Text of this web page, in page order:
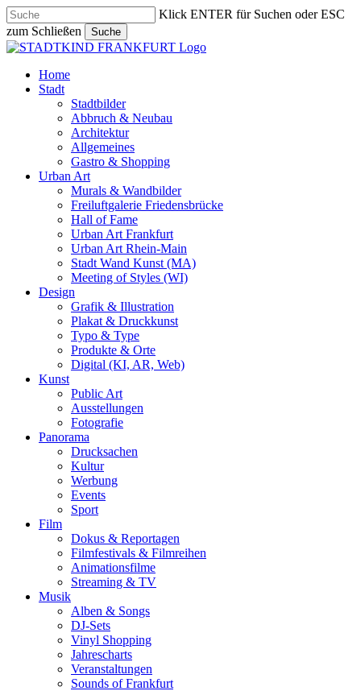
Skip
to
main
content
Klick ENTER für Suchen oder ESC
zum Schließen
Suche
Close
search
Menu
Home
Stadt
Stadtbilder
Abbruch & Neubau
Architektur
Allgemeines
Gastro & Shopping
Urban Art
Murals & Wandbilder
Freiluftgalerie Friedensbrücke
Hall of Fame
Urban Art Frankfurt
Urban Art Rhein-Main
Stadt Wand Kunst (MA)
Meeting of Styles (WI)
Design
Grafik & Illustration
Plakat & Druckkunst
Typo & Type
Produkte & Orte
Digital (KI, AR, Web)
Kunst
Public Art
Ausstellungen
Fotografie
Panorama
Drucksachen
Kultur
Werbung
Events
Sport
Film
Dokus & Reportagen
Filmfestivals & Filmreihen
Animationsfilme
Streaming & TV
Musik
Alben & Songs
DJ-Sets
Vinyl Shopping
Jahrescharts
Veranstaltungen
Sounds of Frankfurt